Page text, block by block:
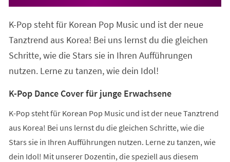
K-Pop steht für Korean Pop Music und ist der neue
Tanztrend aus Korea! Bei uns lernst du die gleichen
Schritte, wie die Stars sie in Ihren Aufführungen
nutzen. Lerne zu tanzen, wie dein Idol!
K-Pop Dance Cover für junge Erwachsene
K-Pop steht für Korean Pop Music und ist der neue Tanztrend
aus Korea! Bei uns lernst du die gleichen Schritte, wie die
Stars sie in Ihren Aufführungen nutzen. Lerne zu tanzen, wie
dein Idol! Mit unserer Dozentin, die speziell aus diesem